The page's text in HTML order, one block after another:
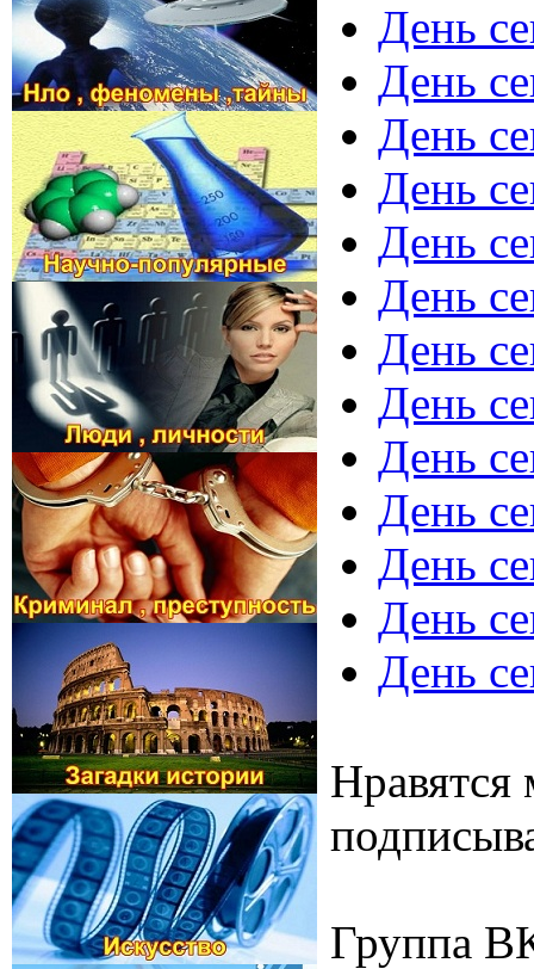
День
День
День
День
День
День
День
День
День
День
День
День
День
Группа